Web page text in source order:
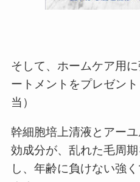
そして、ホームケア用
ートメントをプレゼン
当）
幹細胞培上清液とアー
効成分が、乱れた毛周
し、年齢に負けない強